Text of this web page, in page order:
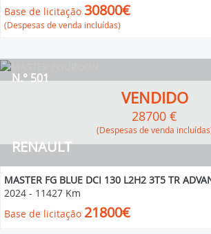
Base de licitação 30800€
(Despesas de venda incluídas)
RENAULT
N.° 501
VENDIDO
28700 €
(Despesas de venda
MASTER FG BLUE DCI 130 L2H2 3T5 TR
2024 - 11427 Km
Base de licitação 21800€